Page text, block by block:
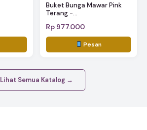
Buket Bunga Mawar Pink
Terang -...
Rp 977.000
Pesan
Lihat Semua Katalog →